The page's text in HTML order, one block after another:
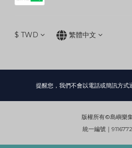
$ TWD 繁體中文
提醒您，我們不會以電話或簡訊方式
版權所有©島嶼樂
統一編號｜